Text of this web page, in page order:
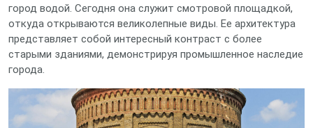
город водой. Сегодня она служит смотровой площадкой,
откуда открываются великолепные виды. Ее архитектура
представляет собой интересный контраст с более
старыми зданиями, демонстрируя промышленное наследие
города.